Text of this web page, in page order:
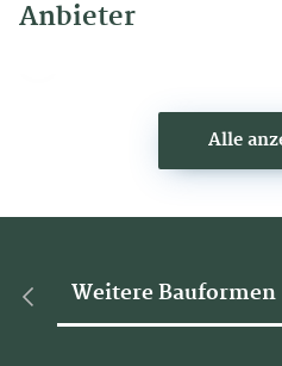
Anbieter
Alle
Weitere Bauformen